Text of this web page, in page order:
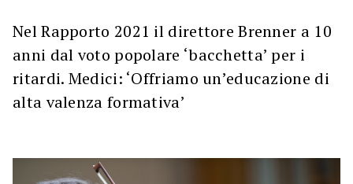
Nel Rapporto 2021 il direttore Brenner a 10
anni dal voto popolare ‘bacchetta’ per i
ritardi. Medici: ‘Offriamo un’educazione di
alta valenza formativa’